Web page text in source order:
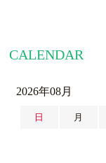
CALENDAR
2026年08月
日 月